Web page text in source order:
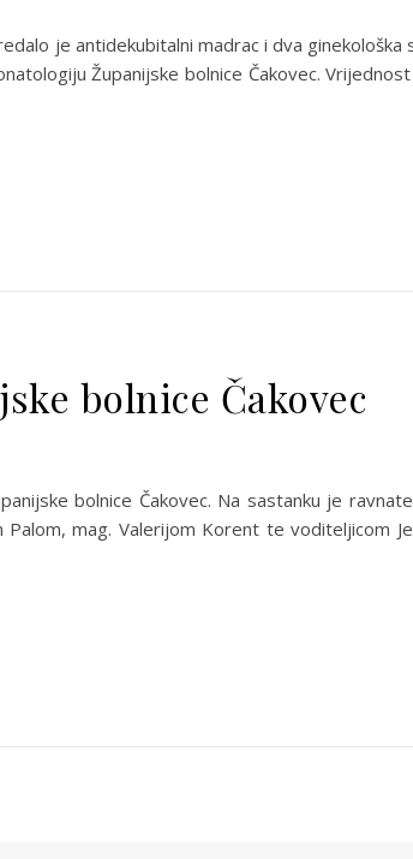
je antidekubitalni madrac i dva ginekološka
Županijske bolnice Čakovec.
bolnice Čakovec
bolnice Čakovec. Na sastanku je
mag. Valerijom Korent te voditeljicom